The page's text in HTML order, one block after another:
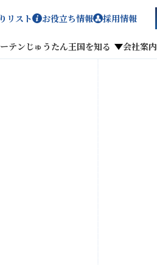
リスト お役立ち情報 採用情報
テンじゅうたん王国を知る 会社案内